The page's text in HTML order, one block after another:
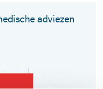
adviezen